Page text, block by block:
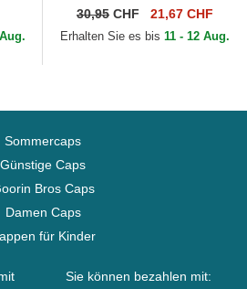
The League der Kansas City
Chiefs NFL von New Era
30,95 CHF 21,67 CHF
Erhalten Sie es bis 11 - 12 Aug.
Sommercaps
Günstige Caps
Bros Caps
Damen Caps
für Kinder
Sie können bezahlen mit: